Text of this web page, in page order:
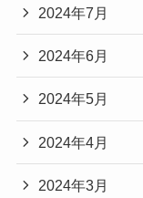
2024年7月
2024年6月
2024年5月
2024年4月
2024年3月